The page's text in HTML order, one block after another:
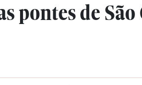
pontes de São